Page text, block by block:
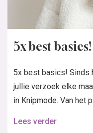
5x best basics!
5x best basics! Sinds
jullie verzoek elke
in Knipmode. Van het
Lees verder